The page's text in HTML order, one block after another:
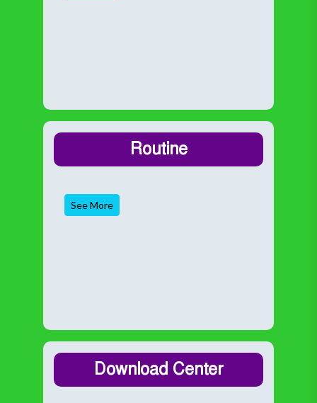
Routine
See More
Download Center